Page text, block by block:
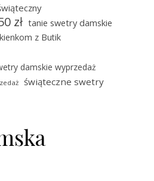
zł tanie swetry damskie
z Butik
damskie wyprzedaż
świąteczne swetry